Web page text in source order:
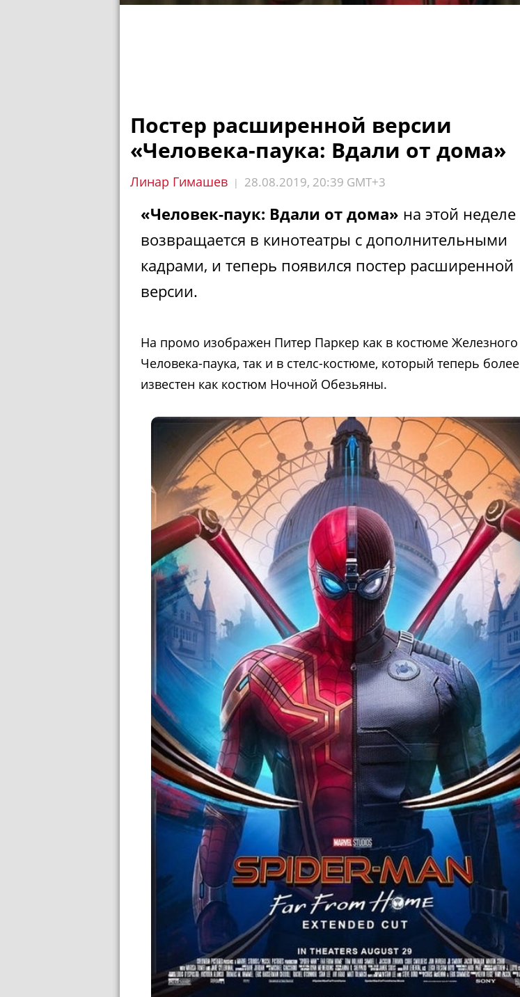
Постер расширенной версии
«Человека-паука: Вдали от дома»
Линар Гимашев | 28.08.2019, 20:39 GMT+3
«Человек-паук: Вдали от дома» на этой неделе
возвращается в кинотеатры с дополнительными
кадрами, и теперь появился постер расширенной
версии.
На промо изображен Питер Паркер как в костюме Железного
Человека-паука, так и в стелс-костюме, который теперь более
известен как костюм Ночной Обезьяны.